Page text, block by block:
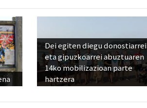
Dei egiten diegu donostiarrei
eta gipuzkoarrei abuztuaren
14ko mobilizazioan parte
hartzera